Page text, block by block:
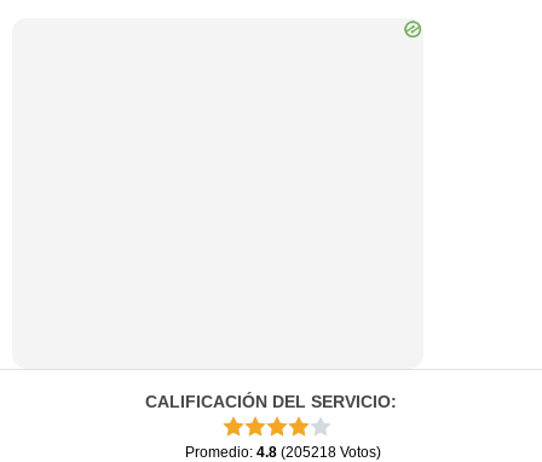
CALIFICACIÓN DEL SERVICIO:
Promedio: 4.8 (205218 Votos)